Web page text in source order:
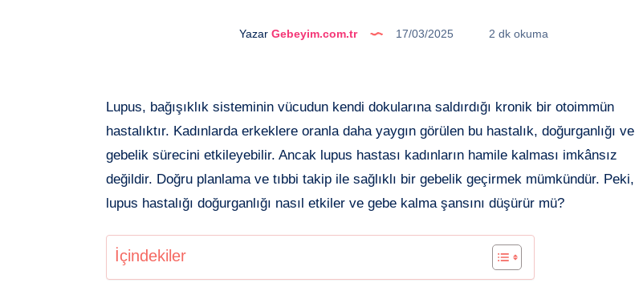
YazarGebeyim.com.tr 17/03/2025 2 dk okuma
Facebook'de
paylaşın
paylaşın
Pinterest'de
paylaşın
Telegram'de
paylaşın
Whatsapp'de
paylaşın
Lupus, bağışıklık sisteminin vücudun kendi dokularına saldırdığı kronik bir otoimmün
hastalıktır. Kadınlarda erkeklere oranla daha yaygın görülen bu hastalık, doğurganlığı ve
gebelik sürecini etkileyebilir. Ancak lupus hastası kadınların hamile kalması imkânsız
değildir. Doğru planlama ve tıbbi takip ile sağlıklı bir gebelik geçirmek mümkündür. Peki,
lupus hastalığı doğurganlığı nasıl etkiler ve gebe kalma şansını düşürür mü?
İçindekiler